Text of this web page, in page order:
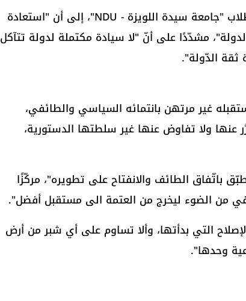
أشار رئيس الحكومة ​نواف سلام​، خلال احتفال تخرج طلاب "جامعة سيدة اللويزة - NDU"، إلى أن "استعادة
مشدّدًا على أنّ "لا سيادة مكتملة لدولة تتآكل
ثقة الدّولة".
غير مرتهن بانتمائه السياسي والطائفي،
عنها ولا تفاوض عنها غير سلطتها الدستورية،
باتّفاق الطائف والانفتاح على تطويره"، مركّزًا
من الضوء ليخرج من العتمة الى مستقبل أفضل".
التي بدأتها، وألا تساوم على أي شبر من أرض
وحدها".